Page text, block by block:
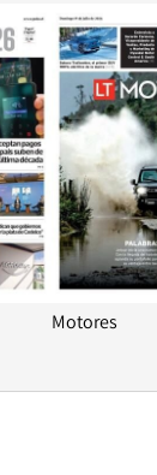
Opens in
Motores